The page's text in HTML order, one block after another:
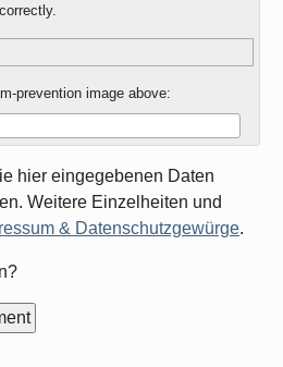
prevention image above:
hier eingegebenen Daten
Weitere Einzelheiten und
& Datenschutzgewürge.